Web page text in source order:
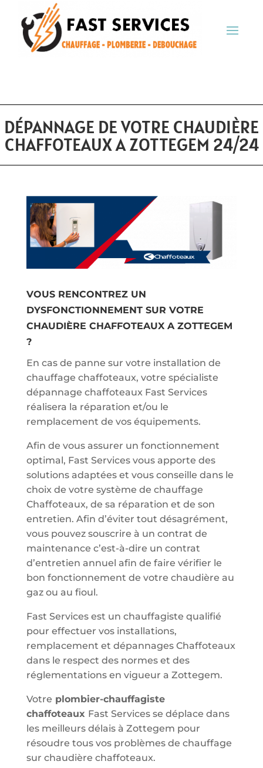
DÉPANNAGE DE VOTRE CHAUDIÈRE
CHAFFOTEAUX A ZOTTEGEM 24/24
VOUS RENCONTREZ UN
DYSFONCTIONNEMENT SUR VOTRE
CHAUDIÈRE CHAFFOTEAUX A ZOTTEGEM
?
En cas de panne sur votre installation de
chauffage chaffoteaux, votre spécialiste
dépannage chaffoteaux Fast Services
réalisera la réparation et/ou le
remplacement de vos équipements.
Afin de vous assurer un fonctionnement
optimal, Fast Services vous apporte des
solutions adaptées et vous conseille dans le
choix de votre système de chauffage
Chaffoteaux, de sa réparation et de son
entretien. Afin d’éviter tout désagrément,
vous pouvez souscrire à un contrat de
maintenance c’est-à-dire un contrat
d’entretien annuel afin de faire vérifier le
bon fonctionnement de votre chaudière au
gaz ou au fioul.
Fast Services est un chauffagiste qualifié
pour effectuer vos installations,
remplacement et dépannages Chaffoteaux
dans le respect des normes et des
réglementations en vigueur a Zottegem.
Votre plombier-chauffagiste
chaffoteaux Fast Services se déplace dans
les meilleurs délais à Zottegem pour
résoudre tous vos problèmes de chauffage
sur chaudière chaffoteaux.